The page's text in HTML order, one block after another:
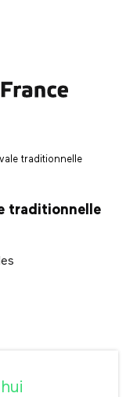
traditionnelle
traditionnelle